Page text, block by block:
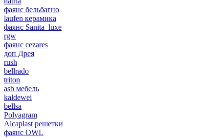
фаянс бельбагно
laufen керамика
фаянс Sanita_luxe
rgw
фаянс cezares
доп Дрея
rush
bellrado
triton
asb мебель
kaldewei
bellsa
Polyagram
Alcaplast решетки
фаянс OWL